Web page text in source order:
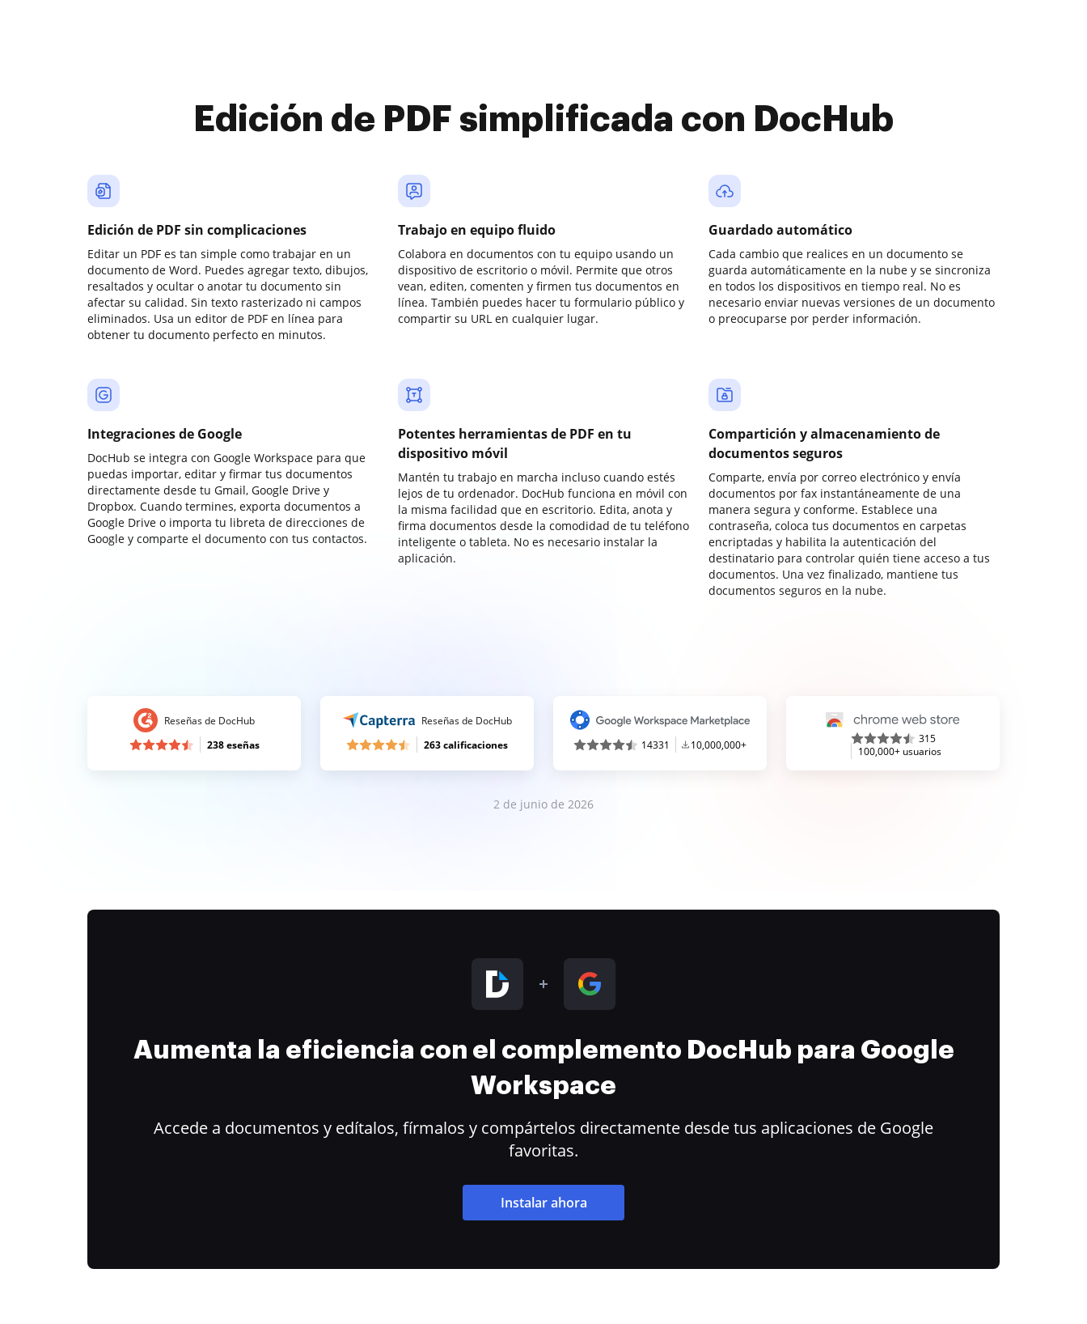
Edición de PDF simplificada con DocHub
Edición de PDF sin complicaciones
Editar un PDF es tan simple como trabajar en un
documento de Word. Puedes agregar texto, dibujos,
resaltados y ocultar o anotar tu documento sin
afectar su calidad. Sin texto rasterizado ni campos
eliminados. Usa un editor de PDF en línea para
obtener tu documento perfecto en minutos.
Trabajo en equipo fluido
Colabora en documentos con tu equipo usando un
dispositivo de escritorio o móvil. Permite que otros
vean, editen, comenten y firmen tus documentos en
línea. También puedes hacer tu formulario público y
compartir su URL en cualquier lugar.
Guardado automático
Cada cambio que realices en un documento se
guarda automáticamente en la nube y se sincroniza
en todos los dispositivos en tiempo real. No es
necesario enviar nuevas versiones de un documento
o preocuparse por perder información.
Integraciones de Google
DocHub se integra con Google Workspace para que
puedas importar, editar y firmar tus documentos
directamente desde tu Gmail, Google Drive y
Dropbox. Cuando termines, exporta documentos a
Google Drive o importa tu libreta de direcciones de
Google y comparte el documento con tus contactos.
Potentes herramientas de PDF en tu
dispositivo móvil
Mantén tu trabajo en marcha incluso cuando estés
lejos de tu ordenador. DocHub funciona en móvil con
la misma facilidad que en escritorio. Edita, anota y
firma documentos desde la comodidad de tu teléfono
inteligente o tableta. No es necesario instalar la
aplicación.
Compartición y almacenamiento de
documentos seguros
Comparte, envía por correo electrónico y envía
documentos por fax instantáneamente de una
manera segura y conforme. Establece una
contraseña, coloca tus documentos en carpetas
encriptadas y habilita la autenticación del
destinatario para controlar quién tiene acceso a tus
documentos. Una vez finalizado, mantiene tus
documentos seguros en la nube.
Reseñas de DocHub
238 eseñas
Reseñas de DocHub
263 calificaciones
14331 10,000,000+
315
100,000+ usuarios
2 de junio de 2026
Aumenta la eficiencia con el complemento DocHub para Google
Workspace
Accede a documentos y edítalos, fírmalos y compártelos directamente desde tus aplicaciones de Google
favoritas.
Instalar ahora